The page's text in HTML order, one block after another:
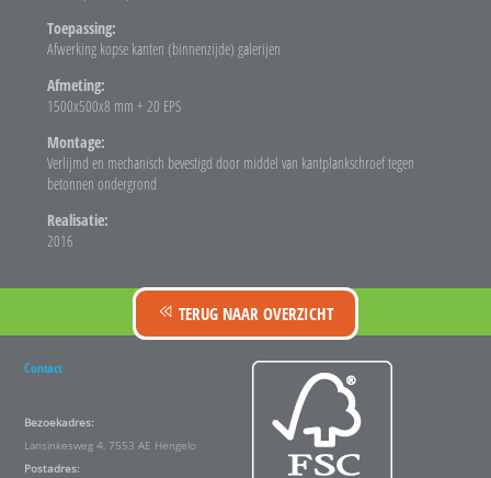
Toepassing:
Afwerking kopse kanten (binnenzijde) galerijen
Afmeting:
1500x500x8 mm + 20 EPS
Montage:
Verlijmd en mechanisch bevestigd door middel van kantplankschroef tegen
betonnen ondergrond
Realisatie:
2016
TERUG NAAR OVERZICHT
Contact
Bezoekadres:
Lansinkesweg 4, 7553 AE Hengelo
Postadres: